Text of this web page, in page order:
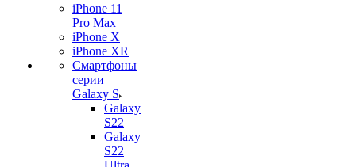
iPhone 11
Pro Max
iPhone X
iPhone XR
Смартфоны
серии
Galaxy S
Galaxy
S22
Galaxy
S22